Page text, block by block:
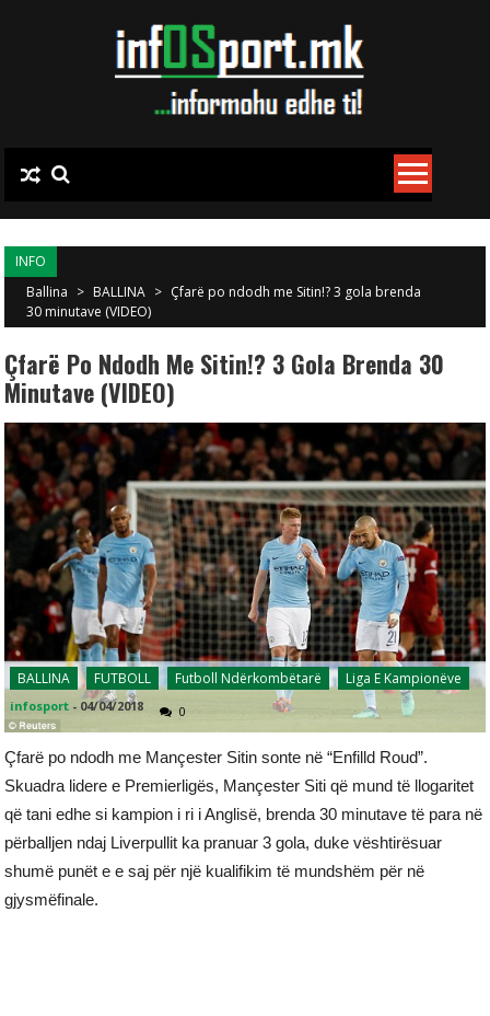
INFO
Ballina > BALLINA > Çfarë po ndodh me Sitin!? 3 gola brenda
30 minutave (VIDEO)
Çfarë Po Ndodh Me Sitin!? 3 Gola Brenda 30
Minutave (VIDEO)
BALLINA FUTBOLL Futboll Ndërkombëtarë Liga E Kampionëve
infosport - 04/04/2018 0
Çfarë po ndodh me Mançester Sitin sonte në “Enfilld Roud”.
Skuadra lidere e Premierligës, Mançester Siti që mund të llogaritet
që tani edhe si kampion i ri i Anglisë, brenda 30 minutave të para në
përballjen ndaj Liverpullit ka pranuar 3 gola, duke vështirësuar
shumë punët e e saj për një kualifikim të mundshëm për në
gjysmëfinale.